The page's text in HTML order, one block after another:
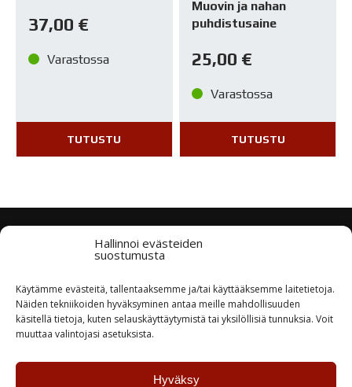
Hallinnoi evästeiden
suostumusta
Käytämme evästeitä, tallentaaksemme ja/tai käyttääksemme laitetietoja.
Näiden tekniikoiden hyväksyminen antaa meille mahdollisuuden
käsitellä tietoja, kuten selauskäyttäytymistä tai yksilöllisiä tunnuksia. Voit
muuttaa valintojasi asetuksista.
Hyväksy
37,00 €
Varastossa
TUTUSTU
Muovin ja nahan
puhdistusaine
25,00 €
Varastossa
TUTUSTU
Tuotteiden saatavuus
Nopea toimitus
Tuotteet lähtevät asiakkaalle tilauspäivänä tai